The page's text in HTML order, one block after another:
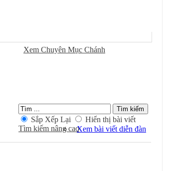
Ðánh Dấu Ðã Ðọc
Xem Chuyên Mục Chánh
Sắp Xếp Lại
Hiển thị bài viết
Tìm kiếm nâng caoXem bài viết diễn đàn